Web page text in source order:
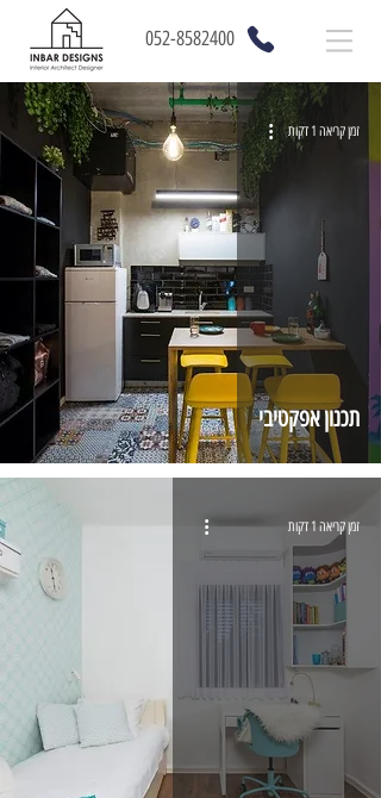
052-8582400
תכנון אפקטיבי
זמן קריאה 1 דקות
זמן קריאה 1 דקות